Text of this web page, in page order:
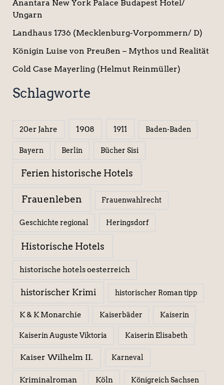
Anantara New York Palace Budapest Hotel/
Ungarn
Landhaus 1736 (Mecklenburg-Vorpommern/ D)
Königin Luise von Preußen – Mythos und Realität
Cold Case Mayerling (Helmut Reinmüller)
Schlagworte
20er Jahre 1908 1911 Baden-Baden
Bayern Berlin Bücher Sisi
Ferien historische Hotels
Frauenleben Frauenwahlrecht
Geschichte regional Heringsdorf
Historische Hotels
historische hotels oesterreich
historischer Krimi historischer Roman tipp
K & K Monarchie Kaiserbäder Kaiserin
Kaiserin Auguste Viktoria Kaiserin Elisabeth
Kaiser Wilhelm II. Karneval
Kriminalroman Köln Königreich Sachsen